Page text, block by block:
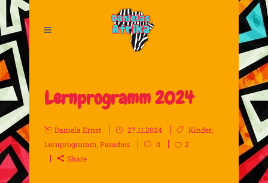
Lernprogramm 2024
Daniela Ernst 27.11.2024 Kinder,
Lernprogramm,Paradies 0
2
Share